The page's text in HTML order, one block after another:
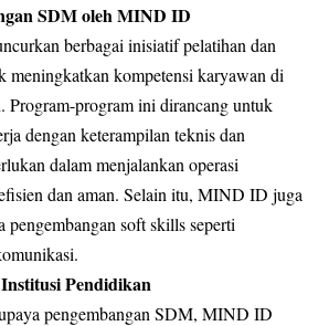
SDM oleh MIND ID
berbagai inisiatif pelatihan dan
meningkatkan kompetensi karyawan di
Program-program ini dirancang untuk
dengan keterampilan teknis dan
dalam menjalankan operasi
dan aman. Selain itu, MIND ID juga
pengembangan soft skills seperti
Pendidikan
pengembangan SDM, MIND ID